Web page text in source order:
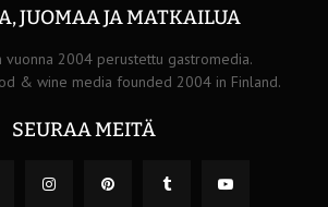
JUOMAA JA MATKAILUA
vuonna 2004 perustettu gastromedia.
& wine media founded 2004 in Finland.
SEURAA MEITÄ